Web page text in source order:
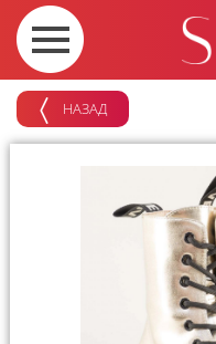
НАЗАД